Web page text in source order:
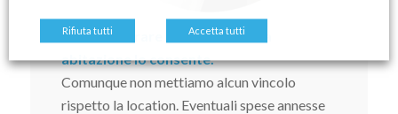
Potrai lavorare da casa se la tua
abitazione lo consente.
Comunque non mettiamo alcun vincolo
rispetto la location. Eventuali spese annesse
Rifiuta tutti Accetta tutti